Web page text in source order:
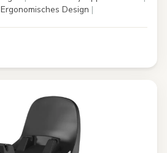
Ergonomisches Design |